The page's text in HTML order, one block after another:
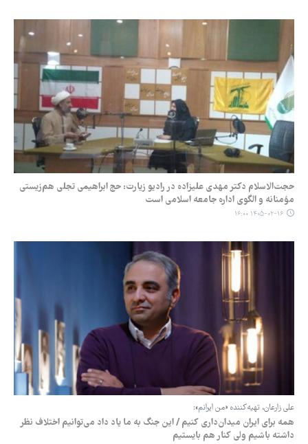
حجت‌الاسلام دکتر مهدی علیزاده در رادیو زیارت: حج ابراهیمی تجلی هم‌زیستی
مؤمنانه و الگوی اداره جامعه اسلامی است
۱۴۰۵-۰۲-۱۶ ۱۶:۰۰
علی زارعان، تهیه‌کننده «من ایرانم»:
همه برای ایران میدان‌داری کنیم / این جنگ به ما یاد داد می‌توانیم اختلاف نظر
داشته باشیم ولی کنار هم بایستیم